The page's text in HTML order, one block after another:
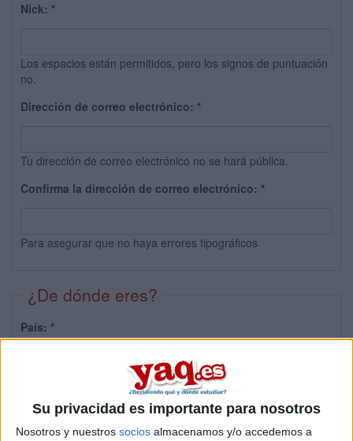
Su privacidad es importante para nosotros
Nosotros y nuestros socios almacenamos y/o accedemos a
Nick: *
Los espacios están permitidos, pero los signos de puntuación
no.
Dirección de correo electrónico: *
Tu dirección de correo electrónico no se hará pública.
Confirma la dirección de correo electrónico: *
Para asegurar que no haya errores tipográficos
¿De dónde eres?
País: *